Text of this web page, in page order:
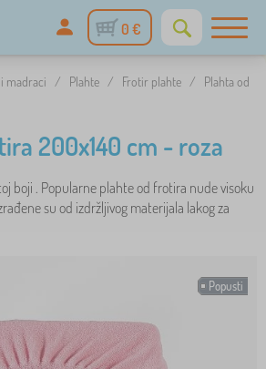
0 €
madraci / Plahte / Frotir plahte /
Plahta od
200x140 cm - roza
boji . Popularne plahte od frotira nude visoku
su od izdržljivog materijala lakog za
Popusti